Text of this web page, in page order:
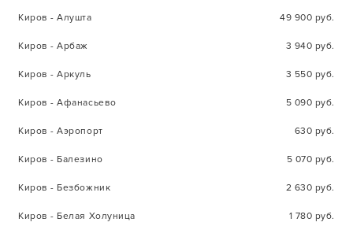
Киров - Алушта 49 900 руб.
Киров - Арбаж 3 940 руб.
Киров - Аркуль 3 550 руб.
Киров - Афанасьево 5 090 руб.
Киров - Аэропорт 630 руб.
Киров - Балезино 5 070 руб.
Киров - Безбожник 2 630 руб.
Киров - Белая Холуница 1 780 руб.